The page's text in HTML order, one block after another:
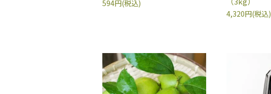
594円(税込)
4,320円(税込)